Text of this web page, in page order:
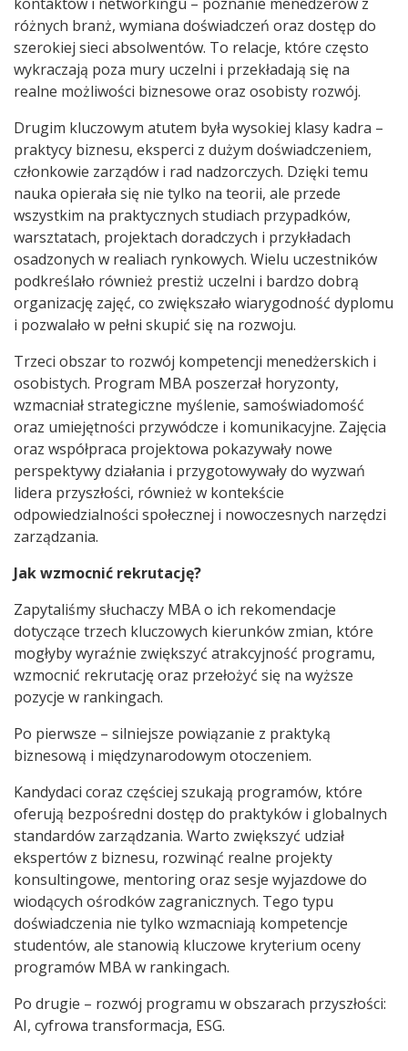
różnych branż, wymiana doświadczeń oraz dostęp do
szerokiej sieci absolwentów. To relacje, które często
wykraczają poza mury uczelni i przekładają się na
realne możliwości biznesowe oraz osobisty rozwój.
Drugim kluczowym atutem była wysokiej klasy kadra –
praktycy biznesu, eksperci z dużym doświadczeniem,
członkowie zarządów i rad nadzorczych. Dzięki temu
nauka opierała się nie tylko na teorii, ale przede
wszystkim na praktycznych studiach przypadków,
warsztatach, projektach doradczych i przykładach
osadzonych w realiach rynkowych. Wielu uczestników
podkreślało również prestiż uczelni i bardzo dobrą
organizację zajęć, co zwiększało wiarygodność dyplomu
i pozwalało w pełni skupić się na rozwoju.
Trzeci obszar to rozwój kompetencji menedżerskich i
osobistych. Program MBA poszerzał horyzonty,
wzmacniał strategiczne myślenie, samoświadomość
oraz umiejętności przywódcze i komunikacyjne. Zajęcia
oraz współpraca projektowa pokazywały nowe
perspektywy działania i przygotowywały do wyzwań
lidera przyszłości, również w kontekście
odpowiedzialności społecznej i nowoczesnych narzędzi
zarządzania.
Jak wzmocnić rekrutację?
Zapytaliśmy słuchaczy MBA o ich rekomendacje
dotyczące trzech kluczowych kierunków zmian, które
mogłyby wyraźnie zwiększyć atrakcyjność programu,
wzmocnić rekrutację oraz przełożyć się na wyższe
pozycje w rankingach.
Po pierwsze – silniejsze powiązanie z praktyką
biznesową i międzynarodowym otoczeniem.
Kandydaci coraz częściej szukają programów, które
oferują bezpośredni dostęp do praktyków i globalnych
standardów zarządzania. Warto zwiększyć udział
ekspertów z biznesu, rozwinąć realne projekty
konsultingowe, mentoring oraz sesje wyjazdowe do
wiodących ośrodków zagranicznych. Tego typu
doświadczenia nie tylko wzmacniają kompetencje
studentów, ale stanowią kluczowe kryterium oceny
programów MBA w rankingach.
Po drugie – rozwój programu w obszarach przyszłości:
AI, cyfrowa transformacja, ESG.